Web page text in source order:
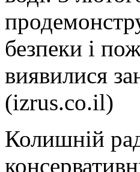
безпеки і
виявилися
(izrus.co.il)
Колишній